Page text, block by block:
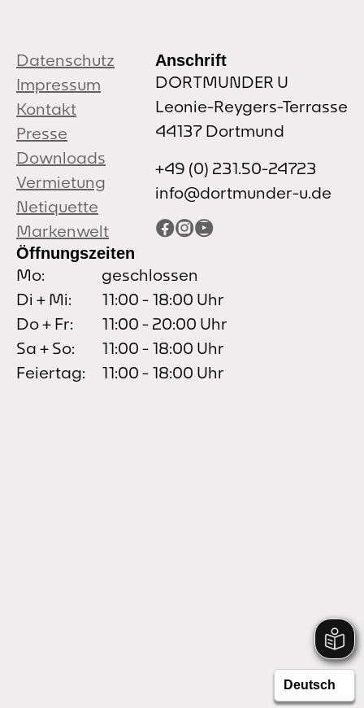
Datenschutz
Impressum
Kontakt
Presse
Downloads
Vermietung
Netiquette
Markenwelt
Anschrift
DORTMUNDER U
Leonie-Reygers-Terrasse
44137 Dortmund
+49 (0) 231.50-24723
info@dortmunder-u.de
Facebook
Instagram
YouTube
Öffnungszeiten
Mo:
geschlossen
Di + Mi:
11:00 - 18:00 Uhr
Do + Fr:
11:00 - 20:00 Uhr
Sa + So:
11:00 - 18:00 Uhr
Feiertag:
11:00 - 18:00 Uhr